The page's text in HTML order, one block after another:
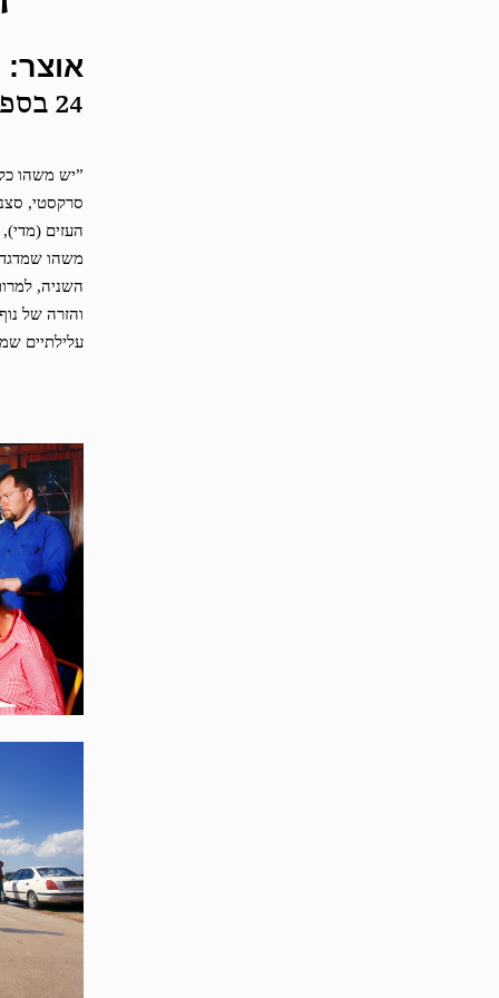
אוצר:
24 בספטמבר — 13 בנובמבר, 2005
”יש משהו
סרקסטי,
העזים
משהו
השניה,
והזרה של
עלילתיים